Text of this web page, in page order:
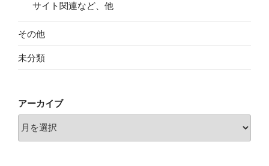
サイト関連など、他
その他
未分類
アーカイブ
ア